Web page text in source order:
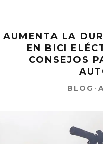
AUMENTA LA
EN BICI
CONSEJOS
BLOG ·